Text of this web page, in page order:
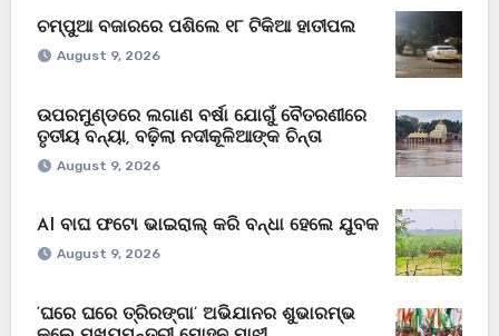
ଚମ୍ପୁଆ ବଜାରରେ ପଶିଲେ ୧୮ ଟିକିଆ ହାତୀପଲ
August 9, 2026
ଉପରମୁଣ୍ଡରେ ଲଗାଣ ବର୍ଷା ଯୋଗୁଁ ବୈତରଣୀରେ
ତୃତୀୟ ବନ୍ୟା, ବଢ଼ିଲା ନଦୀକୂଳିଆଙ୍କ ଚିନ୍ତା
August 9, 2026
AI ବାଘ ଫଟୋ ଭାଇରାଲ୍ କରି ବନ୍ଧା ହେଲେ ଯୁବକ
August 9, 2026
‘ଘରେ ଘରେ ତ୍ରିରଙ୍ଗା’ ଅଭିଯାନର ଶୁଭାରମ୍ଭ